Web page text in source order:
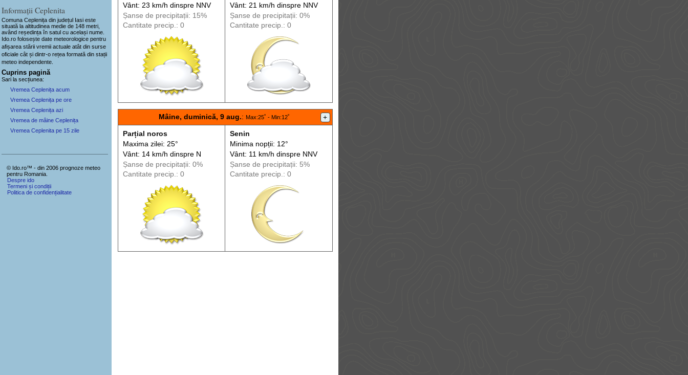
Vânt: 23 km/h dinspreNNV
Șanse de precipitații: 15%
Cantitate precip.: 0
Vânt: 21 km/h dinspreNNV
Șanse de precipitații: 0%
Cantitate precip.: 0
Mâine, duminică, 9 aug.:Max:25˚ - Min:12˚ +
Parțial noros
Maxima zilei: 25°
Vânt: 14 km/h dinspreN
Șanse de precipitații: 0%
Cantitate precip.: 0
Senin
Minima nopții: 12°
Vânt: 11 km/h dinspreNNV
Șanse de precipitații: 5%
Cantitate precip.: 0
Informații Ceplenita
Comuna Ceplenița din județul Iasi este
situată la altitudinea medie de 148 metri,
având reședința în satul cu același nume.
Ido.ro folosește date meteorologice pentru
afișarea stării vremii actuale atât din surse
oficiale cât și dintr-o rețea formată din stații
meteoindependente
Cuprins pagină
Sari la secțiunea:
Vremea Ceplenița acum
Vremea Ceplenița pe ore
Vremea Ceplenița azi
Vremea de mâine Ceplenița
Vremea Ceplenita pe 15 zile
© Ido.ro™ - din 2006 prognoze meteo
pentru Romania.
Despre ido
Termeni și condiții
Politica de confidențialitate